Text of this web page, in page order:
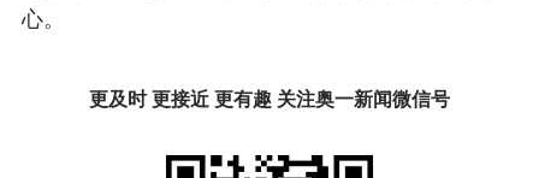
心。
更及时 更接近 更有趣 关注奥一新闻微信号